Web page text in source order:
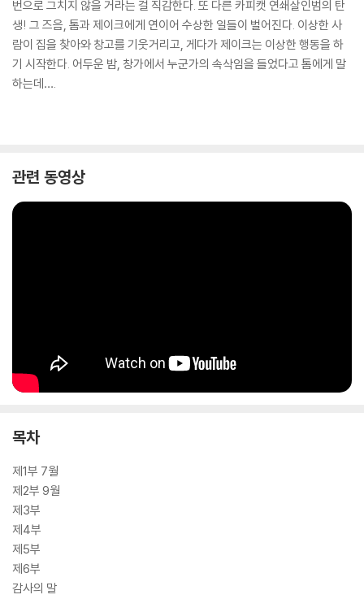
번으로 그치지 않을 거라는 걸 직감한다. 또 다른 카피캣 연쇄살인범의 탄
생! 그 즈음, 톰과 제이크에게 연이어 수상한 일들이 벌어진다. 이상한 사
람이 집을 찾아와 창고를 기웃거리고, 게다가 제이크는 이상한 행동을 하
기 시작한다. 어두운 밤, 창가에서 누군가의 속삭임을 들었다고 톰에게 말
하는데….
관련 동영상
목차
제1부 7월
제2부 9월
제3부
제4부
제5부
제6부
감사의 말